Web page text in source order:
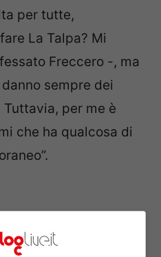
per tutte,
La Talpa? Mi
Freccero -, ma
sempre dei
per me è
che ha qualcosa di